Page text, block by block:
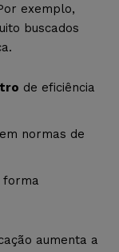
exemplo,
buscados
de eficiência
normas de
forma
aumenta a